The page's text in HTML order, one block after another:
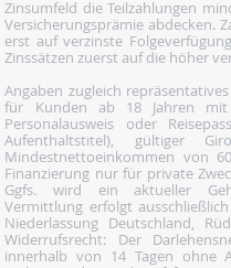
Zinsumfeld die Teilzahlungen
Versicherungsprämie abdecken.
erst auf verzinste
Zinssätzen zuerst auf die höher
Angaben zugleich
für Kunden ab 18 Jahren mit
Personalausweis oder
Aufenthaltstitel), gültiger
Mindestnettoeinkommen von
Finanzierung nur für private
Ggfs. wird ein aktueller
Vermittlung erfolgt
Niederlassung Deutschland,
Widerrufsrecht: Der
innerhalb von 14 Tagen ohne